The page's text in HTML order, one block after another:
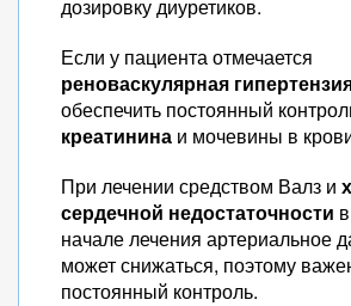
дозировку диуретиков.
Если у пациента отмечается
реноваскулярная
обеспечить постоянный
креатинина и мочевины в
При лечении средством Валз и
сердечной недостаточности
начале лечения артериальное
может снижаться, поэтому
постоянный контроль.